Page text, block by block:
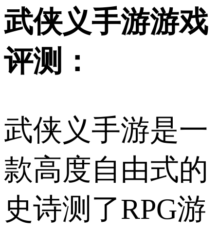
武侠义手游游戏
评测：
武侠义手游是一
款高度自由式的
史诗测了RPG游